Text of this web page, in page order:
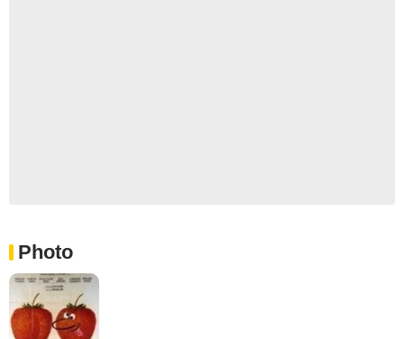
Photo